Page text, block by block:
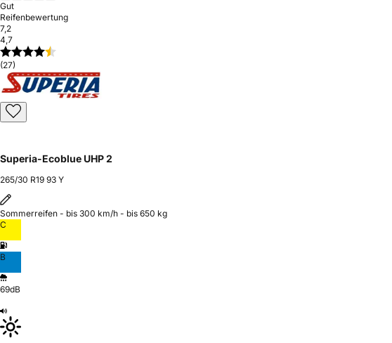
Gut
Reifenbewertung
7,2
4,7
(27)
Superia-Ecoblue UHP 2
265/30 R19 93 Y
Sommerreifen - bis 300 km/h - bis 650 kg
C
B
69dB